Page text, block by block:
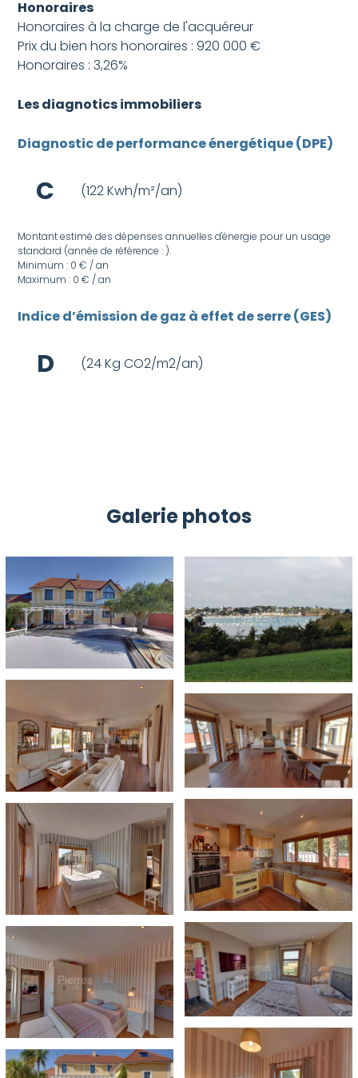
Honoraires
Honoraires à la charge de l'acquéreur
Prix du bien hors honoraires : 920 000 €
Honoraires : 3,26%
Les diagnotics immobiliers
Diagnostic de performance énergétique (DPE)
C (122 Kwh/m²/an)
Montant estimé des dépenses annuelles d'énergie pour un usage
standard (année de référence : ).
Minimum : 0 € / an
Maximum : 0 € / an
Indice d’émission de gaz à effet de serre (GES)
D (24 Kg CO2/m2/an)
Galerie photos